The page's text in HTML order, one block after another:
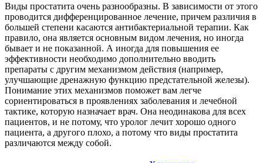
Виды простатита очень разнообразны. В зависимости от этого
проводится дифференцированное лечение, причем различия в
большей степени касаются антибактериальной терапии. Как
правило, она является основным видом лечения, но иногда
бывает и не показанной. А иногда для повышения ее
эффективности необходимо дополнительно вводить
препараты с другим механизмом действия (например,
улучшающие дренажную функцию предстательной железы).
Понимание этих механизмов поможет вам легче
сориентироваться в проявлениях заболевания и лечебной
тактике, которую назначает врач. Она неодинакова для всех
пациентов, и не потому, что уролог лечит хорошо одного
пациента, а другого плохо, а потому что виды простатита
различаются между собой.